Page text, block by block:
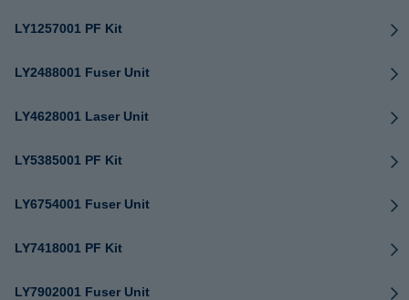
LY1257001 PF Kit
LY2488001 Fuser Unit
LY4628001 Laser Unit
LY5385001 PF Kit
LY6754001 Fuser Unit
LY7418001 PF Kit
LY7902001 Fuser Unit